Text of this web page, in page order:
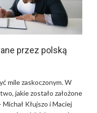
przez polską
mile zaskoczonym. W
jakie zostało założone
Kłujszo i Maciej